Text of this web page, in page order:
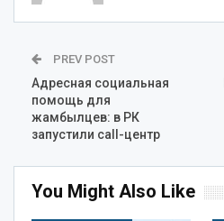
PREV POST
Адресная социальная
помощь для
жамбылцев: в РК
запустили call-центр
You Might Also Like